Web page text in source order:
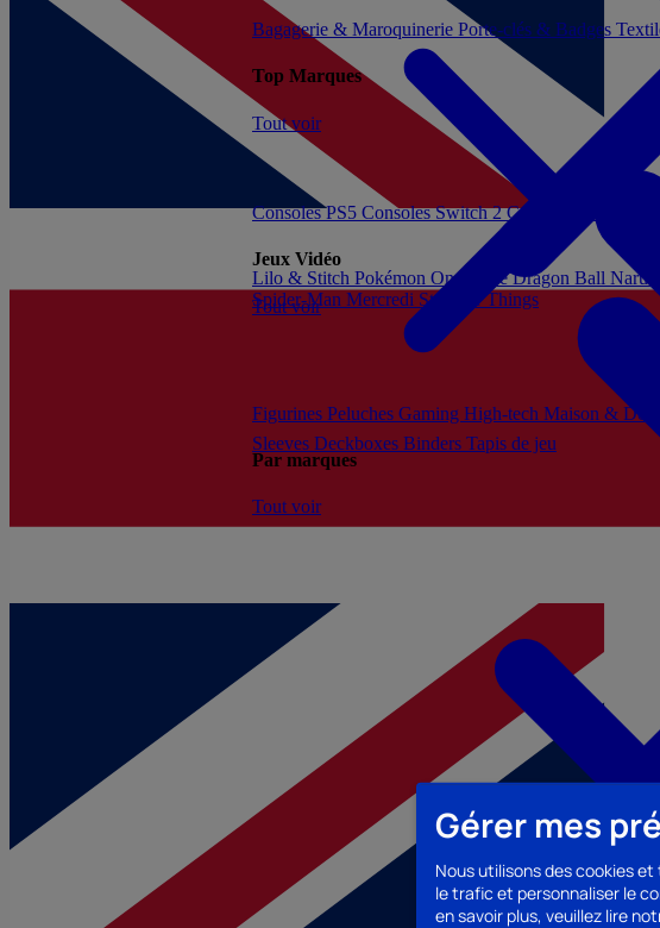
Gérer mes
Nous utilisons des cookies
le trafic et personnaliser le
en savoir plus, veuillez lire
Figurines Peluches Gaming High-tech Maison &
Par marques
Tout voir
Consoles PS5 Consoles Switch 2Consoles Xbox
Jeux Vidéo
Tout voir
Bagagerie & Maroquinerie Porte-clés & Badges
Top Marques
Tout voir
Sleeves Deckboxes Binders Tapis de jeu
Lilo & Stitch Pokémon One PieceDragon Ball Naruto
Spider-Man Mercredi Stranger Things